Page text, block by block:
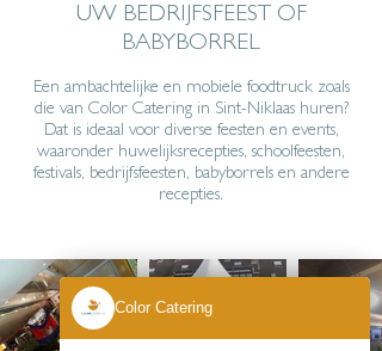
UW BEDRIJFSFEEST OF
BABYBORREL
Een ambachtelijke en mobiele foodtruck zoals
die van Color Catering in Sint-Niklaas huren?
Dat is ideaal voor diverse feesten en events,
waaronder huwelijksrecepties, schoolfeesten,
festivals, bedrijfsfeesten, babyborrels en andere
recepties.
Color Catering
Color Catering